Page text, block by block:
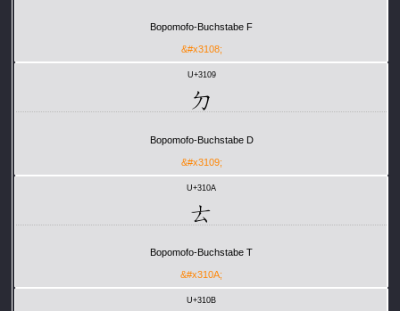
Bopomofo-Buchstabe F
&#x3108;
U+3109
ㄉ
Bopomofo-Buchstabe D
&#x3109;
U+310A
ㄊ
Bopomofo-Buchstabe T
&#x310A;
U+310B